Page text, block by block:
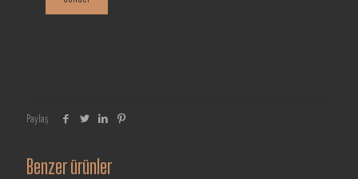
Paylaş
Benzer ürünler